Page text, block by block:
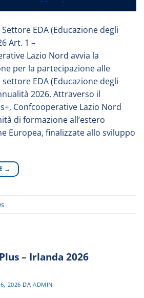
EDA (Educazione degli
Art. 1 –
Lazio Nord avvia la
per la partecipazione alle
EDA (Educazione degli
2026. Attraverso il
Confcooperative Lazio Nord
di formazione all’estero
Europea, finalizzate allo sviluppo
→
– Irlanda 2026
2026 DAADMIN